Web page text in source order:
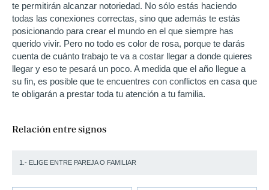
te permitirán alcanzar notoriedad. No sólo estás haciendo
todas las conexiones correctas, sino que además te estás
posicionando para crear el mundo en el que siempre has
querido vivir. Pero no todo es color de rosa, porque te darás
cuenta de cuánto trabajo te va a costar llegar a donde quieres
llegar y eso te pesará un poco. A medida que el año llegue a
su fin, es posible que te encuentres con conflictos en casa que
te obligarán a prestar toda tu atención a tu familia.
Relación entre signos
1.- ELIGE ENTRE PAREJA O FAMILIAR